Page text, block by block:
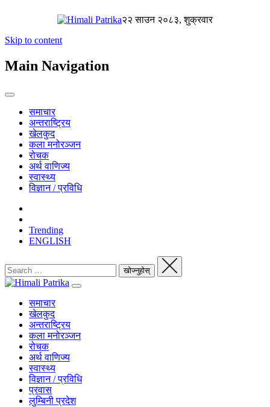
२२ साउन २०८३, शुक्रवार
Skip to content
Main Navigation
समाचार
अन्तराष्ट्रिय
खेलकुद
कला मनोरञ्जन
रोचक
अर्थ वाणिज्य
स्वास्थ्य
विज्ञान / प्रविधि
Trending
ENGLISH
समाचार
खेलकुद
अन्तराष्ट्रिय
कला मनोरञ्जन
रोचक
अर्थ वाणिज्य
स्वास्थ्य
विज्ञान / प्रविधि
प्रवास
लुम्बिनी प्रदेश